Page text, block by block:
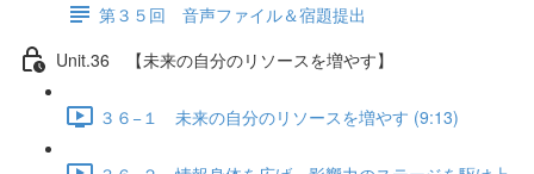
第３５回 音声ファイル＆宿題提出
Unit.36 【未来の自分のリソースを増やす】
３６−１ 未来の自分のリソースを増やす (9:13)